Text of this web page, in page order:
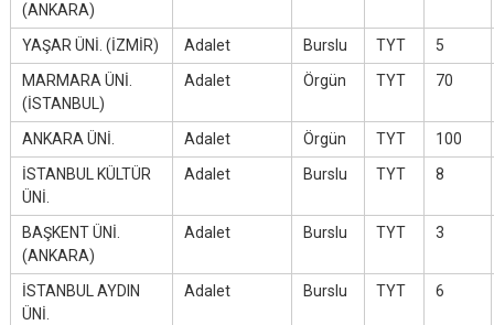
(ANKARA)
YAŞAR ÜNİ. (İZMİR) Adalet Burslu TYT
5
MARMARA ÜNİ.
(İSTANBUL)
Adalet Örgün TYT 70
ANKARA ÜNİ. Adalet Örgün TYT
100
İSTANBUL KÜLTÜR
ÜNİ.
Adalet Burslu TYT 8
BAŞKENT ÜNİ.
(ANKARA)
Adalet Burslu TYT 3
İSTANBUL AYDIN
ÜNİ.
Adalet Burslu TYT 6